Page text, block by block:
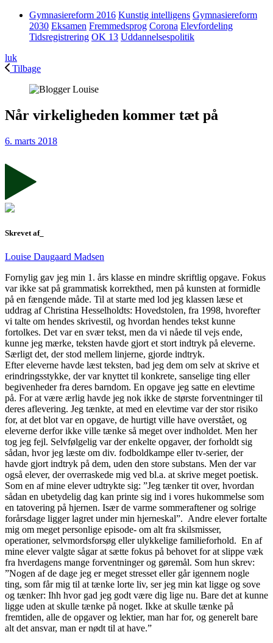
Gymnasiereform 2016 Kunstig intelligens Gymnasiereform
2030 Eksamen Fremmedsprog Corona Elevfordeling
Tidsregistrering OK 13 Uddannelsespolitik
luk
Tilbage
Når virkeligheden kommer tæt på
6. marts 2018
Skrevet af_
Louise Daugaard Madsen
Fornylig gav jeg min 1. års klasse en mindre skriftlig opgave. Fokus
var ikke sat på grammatisk korrekthed, men på kunsten at formidle
på en fængende måde. Til at starte med lod jeg klassen læse et
uddrag af Christina Hesselholdts: Hovedstolen, fra 1998, hvorefter
vi talte om hendes skrivestil, og hvordan hendes tekst kunne
fortolkes. Det var en svær tekst, men da vi nåede til vejs ende,
kunne jeg mærke, teksten havde gjort et stort indtryk på eleverne.
Særligt det, der stod mellem linjerne, gjorde indtryk.
Efter eleverne havde læst teksten, bad jeg dem om selv at skrive et
erindringsstykke, der var knyttet til konkrete, sanselige ting eller
begivenheder fra deres barndom. En opgave jeg satte en elevtime
på. For at være ærlig havde jeg nok ikke de største forventninger til
deres aflevering. Jeg tænkte, at med en elevtime var der stor risiko
for, at det blot var en opgave, de hurtigt ville have overstået, og
eleverne derfor ikke ville tænke så meget over indholdet. Men her
tog jeg fejl. Selvfølgelig var der enkelte opgaver, der forholdt sig
sådan, hvor jeg læste om div. fodboldkampe eller tv-serier, der
havde gjort indtryk på dem, uden den store substans. Men der var
også elever, der overraskede mig ved bl.a. at skrive meget poetisk.
Som en af mine elever udtrykte sig: ”Jeg tænker tit over, hvordan
sådan en ubetydelig dag kan printe sig ind i vores hukommelse som
en tatovering på hjernen. Især de varme sommeraftener og solrige
forårsdage ligger lagret under min hjerneskal”. Andre elever fortalte
mig om meget personlige episode- om alt fra skilsmisser,
operationer, selvmordsforsøg eller ulykkelige familieforhold. En af
mine elever valgte sågar at sætte fokus på behovet for at slippe væk
fra hverdagens mange forventninger og gøremål. Som hun skrev:
”Nogen af de dage jeg er meget stresset eller går igennem nogle
ting, som får mig til at tænke lorte liv, ser jeg min kat ligge og sove
og tænker: Ihh hvor gad jeg godt være dig lige nu. Bare det at kunne
ligge uden at skulle tænke på noget. Ikke at skulle tænke på
fremtiden, alle de opgaver og lektier, man har for, og generelt bare
alt det ansvar, man er nødt til at have.”